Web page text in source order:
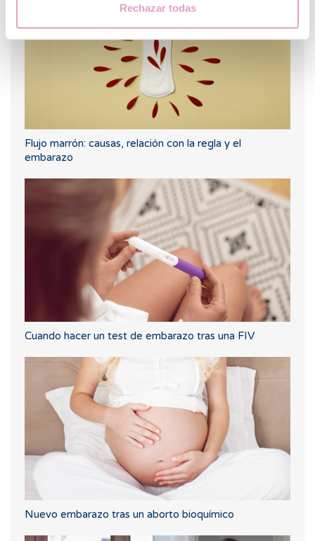
Rechazar todas
Flujo marrón: causas, relación con la regla y el
embarazo
Cuando hacer un test de embarazo tras una FIV
Nuevo embarazo tras un aborto bioquímico